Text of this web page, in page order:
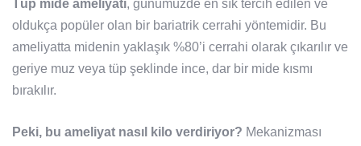
Tüp mide ameliyatı, günümüzde en sık tercih edilen ve
oldukça popüler olan bir bariatrik cerrahi yöntemidir. Bu
ameliyatta midenin yaklaşık %80’i cerrahi olarak çıkarılır ve
geriye muz veya tüp şeklinde ince, dar bir mide kısmı
bırakılır.
Peki, bu ameliyat nasıl kilo verdiriyor? Mekanizması